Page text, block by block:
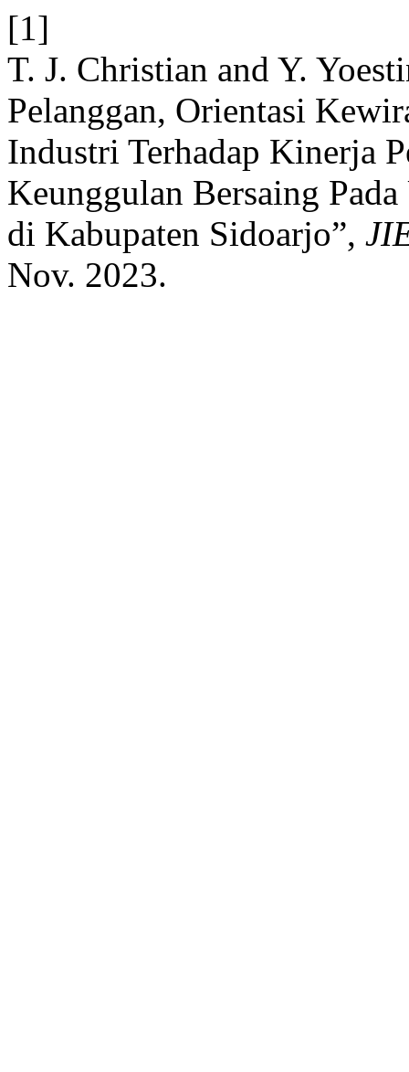
[1]
T. J. Christian and Y.
Pelanggan, Orientasi
Industri Terhadap Kinerja
Keunggulan Bersaing
di Kabupaten Sidoarjo”,
Nov. 2023.